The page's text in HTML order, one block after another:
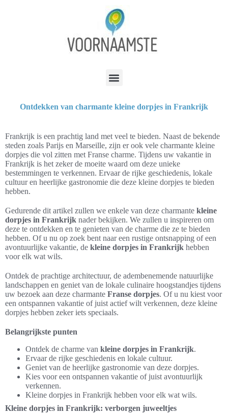
Ontdekken van charmante kleine dorpjes in Frankrijk
Frankrijk is een prachtig land met veel te bieden. Naast de bekende
steden zoals Parijs en Marseille, zijn er ook vele charmante kleine
dorpjes die vol zitten met Franse charme. Tijdens uw vakantie in
Frankrijk is het zeker de moeite waard om deze unieke
bestemmingen te verkennen. Ervaar de rijke geschiedenis, lokale
cultuur en heerlijke gastronomie die deze kleine dorpjes te bieden
hebben.
Gedurende dit artikel zullen we enkele van deze charmante kleine
dorpjes in Frankrijk nader bekijken. We zullen u inspireren om
deze te ontdekken en te genieten van de charme die ze te bieden
hebben. Of u nu op zoek bent naar een rustige ontsnapping of een
avontuurlijke vakantie, de kleine dorpjes in Frankrijk hebben
voor elk wat wils.
Ontdek de prachtige architectuur, de adembenemende natuurlijke
landschappen en geniet van de lokale culinaire hoogstandjes tijdens
uw bezoek aan deze charmante Franse dorpjes. Of u nu kiest voor
een ontspannen vakantie of juist actief wilt verkennen, deze kleine
dorpjes hebben zeker iets speciaals.
Belangrijkste punten
Ontdek de charme van kleine dorpjes in Frankrijk.
Ervaar de rijke geschiedenis en lokale cultuur.
Geniet van de heerlijke gastronomie van deze dorpjes.
Kies voor een ontspannen vakantie of juist avontuurlijk
verkennen.
Kleine dorpjes in Frankrijk hebben voor elk wat wils.
Kleine dorpjes in Frankrijk: verborgen juweeltjes